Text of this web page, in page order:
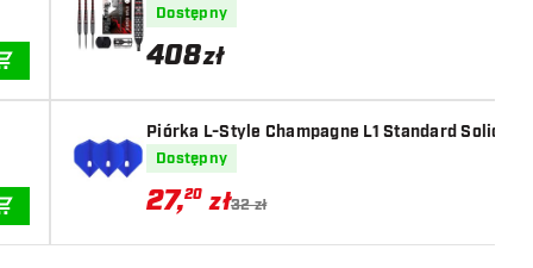
Dostępny
408zł
Piórka L-Style Champagne L1 Standard Solid
Dostępny
27,20 zł32 zł